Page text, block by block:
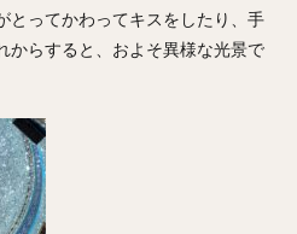
とってかわってキスをしたり、手
からすると、およそ異様な光景で